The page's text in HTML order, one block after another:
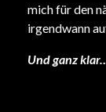
mich für den
irgendwann
Und ganz